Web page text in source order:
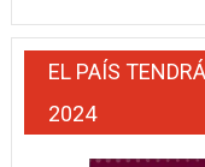
EL PAÍS
2024